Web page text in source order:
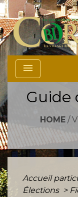
menu
Guide
HOME/
Accueil
Élections >